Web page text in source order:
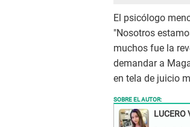
El psicólogo
"Nosotros
muchos fue la
demandar a
en tela de juicio
SOBRE EL AUTOR:
LUCERO